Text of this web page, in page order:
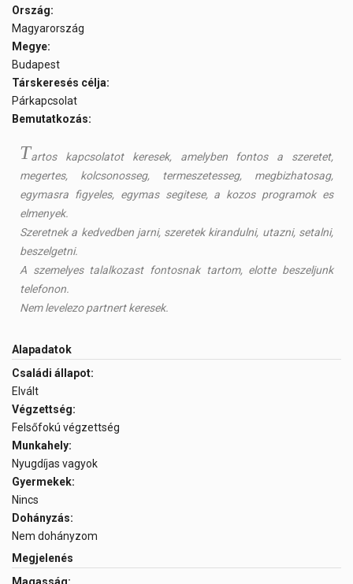
Ország:
Magyarország
Megye:
Budapest
Társkeresés célja:
Párkapcsolat
Bemutatkozás:
Tartos kapcsolatot keresek, amelyben fontos a szeretet,
megertes, kolcsonosseg, termeszetesseg, megbizhatosag,
egymasra figyeles, egymas segitese, a kozos programok es
elmenyek.
Szeretnek a kedvedben jarni, szeretek kirandulni, utazni, setalni,
beszelgetni.
A szemelyes talalkozast fontosnak tartom, elotte beszeljunk
telefonon.
Nem levelezo partnert keresek.
Alapadatok
Családi állapot:
Elvált
Végzettség:
Felsőfokú végzettség
Munkahely:
Nyugdíjas vagyok
Gyermekek:
Nincs
Dohányzás:
Nem dohányzom
Megjelenés